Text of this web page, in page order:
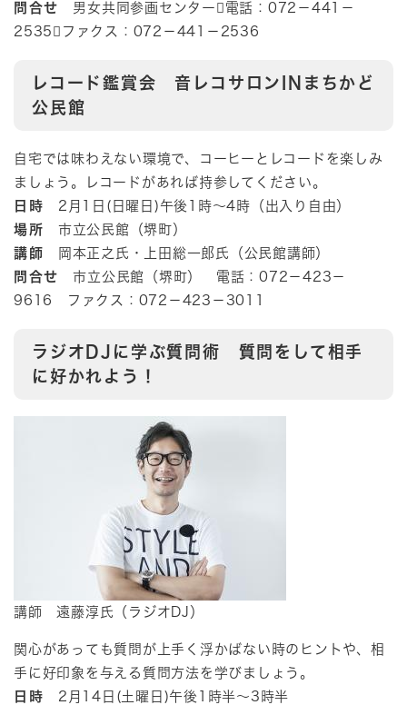
問合せ 男女共同参画センター電話：072－441－
2535ファクス：072－441－2536
レコード鑑賞会 音レコサロンINまちかど
公民館
自宅では味わえない環境で、コーヒーとレコードを楽しみ
ましょう。レコードがあれば持参してください。
日時 2月1日(日曜日)午後1時～4時（出入り自由）
​場所 市立公民館（堺町）
講師 岡本正之氏・上田総一郎氏（公民館講師）
問合せ 市立公民館（堺町） 電話：072－423－
9616 ファクス：072－423－3011
ラジオDJに学ぶ質問術 質問をして相手
に好かれよう！
講師 遠藤淳氏（ラジオDJ）
関心があっても質問が上手く浮かばない時のヒントや、相
手に好印象を与える質問方法を学びましょう。
日時 2月14日(土曜日)午後1時半～3時半